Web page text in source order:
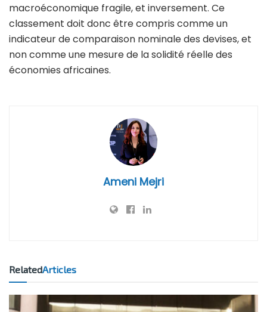
macroéconomique fragile, et inversement. Ce
classement doit donc être compris comme un
indicateur de comparaison nominale des devises, et
non comme une mesure de la solidité réelle des
économies africaines.
Ameni Mejri
RelatedArticles